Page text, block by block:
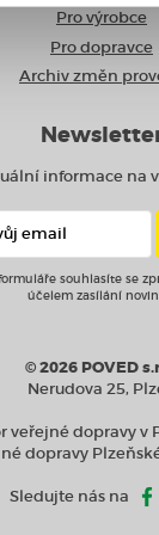
Pro výrobce
Pro dopravce
Archiv změn
informace na
souhlasíte se
účelem zasílání
© 2026 POVED
Nerudova 25,
veřejné dopravy v
dopravy
Sledujte nás na